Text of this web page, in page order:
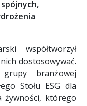
współtworzył
dostosowywać.
branżowej
Stołu ESG dla
którego